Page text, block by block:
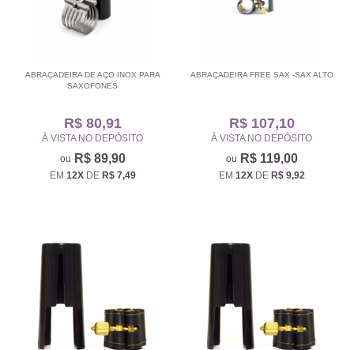
ABRAÇADEIRA DE AÇO INOX PARA
SAXOFONES
R$ 80,91
À VISTA NO DEPÓSITO
R$ 89,90
EM 12XDE R$ 7,49
ABRAÇADEIRA FREE SAX -SAX ALTO
R$ 107,10
À VISTA NO DEPÓSITO
R$ 119,00
EM 12XDE R$ 9,92